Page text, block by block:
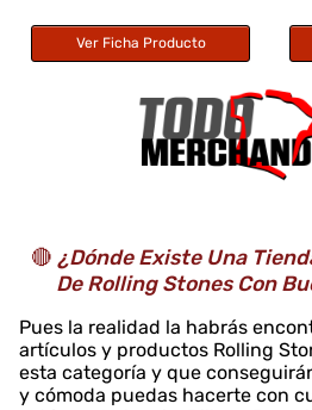
Ver Ficha Producto
🔴 ¿Dónde Existe Una
De Rolling Stones Con
Pues la realidad la habrás
artículos y productos Rolling
esta categoría y que
y cómoda puedas hacerte con